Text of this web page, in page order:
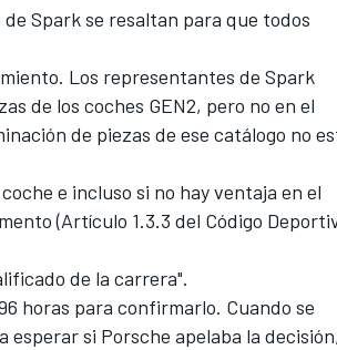
Spark se resaltan para que todos
Los representantes de Spark
de los coches GEN2, pero no en el
de piezas de ese catálogo no
e incluso si no hay ventaja en el
(Artículo 1.3.3 del Código
de la carrera".
horas para confirmarlo. Cuando se
si Porsche apelaba la